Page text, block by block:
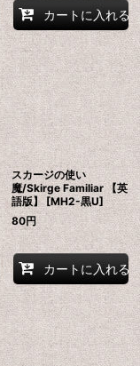
カートに入れる
スカージの使い
魔/Skirge Familiar 【英
語版】 [MH2-黒U]
80円
カートに入れる